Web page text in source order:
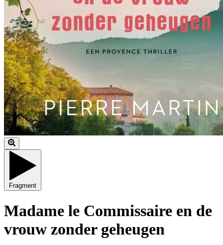
Fragment
Madame le Commissaire en de
vrouw zonder geheugen